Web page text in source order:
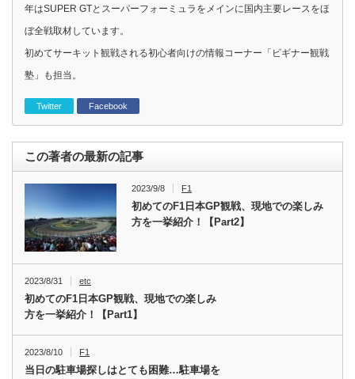
年はSUPER GTとスーパーフォーミュラをメインに国内主要レースをほ
ぼ全戦取材しています。
初めてサーキット観戦される初心者向けの情報コーナー「ビギナー観戦
塾」も担当。
Twitter Facebook
この著者の最新の記事
2023/9/8 F1
初めてのF1日本GP観戦、現地での楽しみ
方を一挙紹介！【Part2】
2023/8/31 etc
初めてのF1日本GP観戦、現地での楽しみ
方を一挙紹介！【Part1】
2023/8/10 F1
当日の駐車場探しはとても困難…駐車場を